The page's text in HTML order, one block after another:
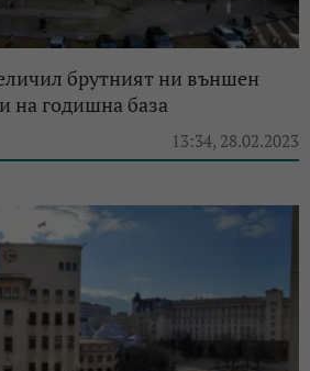
брутният ни външен
на годишна база
13:34, 28.02.2023